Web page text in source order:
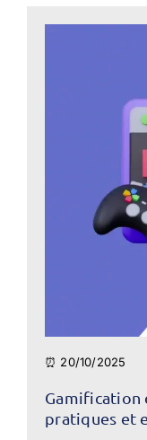
⏰ 20/10/2025
Gamification
pratiques et